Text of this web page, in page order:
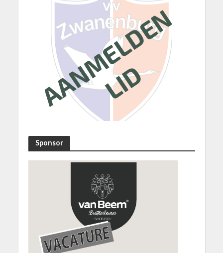
Sponsor